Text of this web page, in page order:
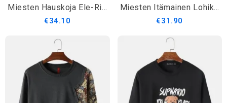
Miesten Hauskoja Ele-Rintakuvioisia Pyöreäkauluksisia Rentoja Puuvillapaita
€34.10
Miesten Itämainen Lohikäärme Graafinen Printti Pyöreäpääntie Puuvillainen Villapaita
€31.90